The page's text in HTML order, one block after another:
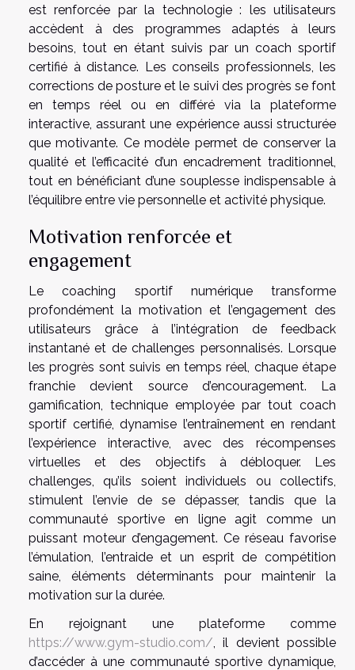
est renforcée par la technologie : les utilisateurs
accèdent à des programmes adaptés à leurs
besoins, tout en étant suivis par un coach sportif
certifié à distance. Les conseils professionnels, les
corrections de posture et le suivi des progrès se font
en temps réel ou en différé via la plateforme
interactive, assurant une expérience aussi structurée
que motivante. Ce modèle permet de conserver la
qualité et l’efficacité d’un encadrement traditionnel,
tout en bénéficiant d’une souplesse indispensable à
l’équilibre entre vie personnelle et activité physique.
Motivation renforcée et
engagement
Le coaching sportif numérique transforme
profondément la motivation et l’engagement des
utilisateurs grâce à l’intégration de feedback
instantané et de challenges personnalisés. Lorsque
les progrès sont suivis en temps réel, chaque étape
franchie devient source d’encouragement. La
gamification, technique employée par tout coach
sportif certifié, dynamise l’entraînement en rendant
l’expérience interactive, avec des récompenses
virtuelles et des objectifs à débloquer. Les
challenges, qu’ils soient individuels ou collectifs,
stimulent l’envie de se dépasser, tandis que la
communauté sportive en ligne agit comme un
puissant moteur d’engagement. Ce réseau favorise
l’émulation, l’entraide et un esprit de compétition
saine, éléments déterminants pour maintenir la
motivation sur la durée.
En rejoignant une plateforme comme
https://www.gym-studio.com/, il devient possible
d’accéder à une communauté sportive dynamique,